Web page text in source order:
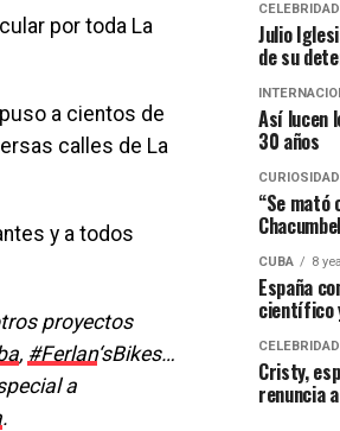
por toda La
a cientos de
calles de La
y a todos
proyectos
, #Ferlan‘sBikes…
a
.
Julio
de su
Así lucen
30 años
“Se mató
CUBA 8
España
científico
Cristy,
renuncia